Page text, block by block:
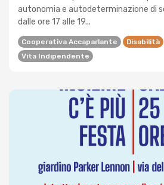
autonomia e autodeterminazione di
dalle ore 17 alle 19...
Cooperativa Accaparlante Disabilità
Vita Indipendente